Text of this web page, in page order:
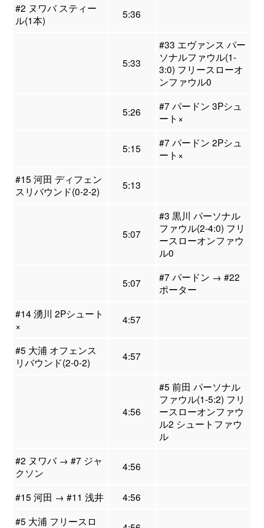
#2 ヌワバ スティー
ル(1本)
5:36
5:33
#33 エヴァンス パー
ソナルファウル(1-
3:0) フリースローオ
ンファウル0
5:26
#7 パードン 3Pシュ
ート×
5:15
#7 パードン 2Pシュ
ート×
#15 河田 ディフェン
スリバウンド(0-2-2)
5:13
5:07
#3 黒川 パーソナル
ファウル(2-4:0) フリ
ースローオンファウ
ル0
5:07
#7 パードン → #22
ポーター
#14 湧川 2Pシュート
×
4:57
#5 大浦 オフェンス
リバウンド(2-0-2)
4:57
4:56
#5 前田 パーソナル
ファウル(1-5:2) フリ
ースローオンファウ
ル2 シュートファウ
ル
#2 ヌワバ → #7 ジャ
クソン
4:56
#15 河田 → #11 浅井
4:56
#5 大浦 フリースロ